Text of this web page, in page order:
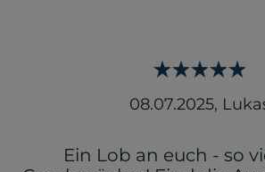
08.07.2025,
Ein Lob an euch - so